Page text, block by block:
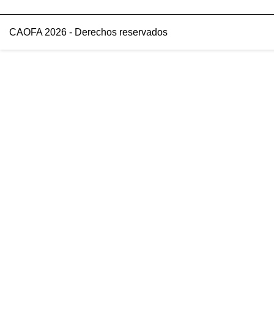
CAOFA 2026 - Derechos reservados